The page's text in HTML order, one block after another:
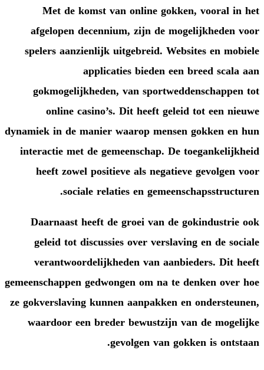
Met de komst van
afgelopen decennium, zijn
spelers aanzienlijk
applicaties
gokmogelijkheden, van
online casino’s. Dit
dynamiek in de manier waarop
interactie met de
heeft zowel positieve als
sociale relaties en
Daarnaast heeft de groei
geleid tot discussies over
verantwoordelijkheden
gemeenschappen gedwongen om
ze gokverslaving kunnen
waardoor een breder
gevolgen